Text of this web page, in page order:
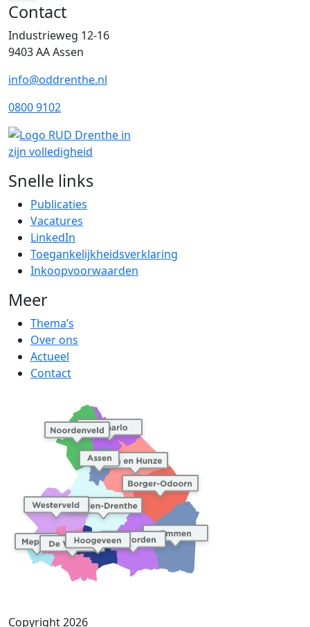
Contact
Industrieweg 12-16
9403 AA Assen
info@oddrenthe.nl
0800 9102
Snelle links
Publicaties
Vacatures
LinkedIn
Toegankelijkheidsverklaring
Inkoopvoorwaarden
Meer
Thema’s
Over ons
Actueel
Contact
Copyright 2026